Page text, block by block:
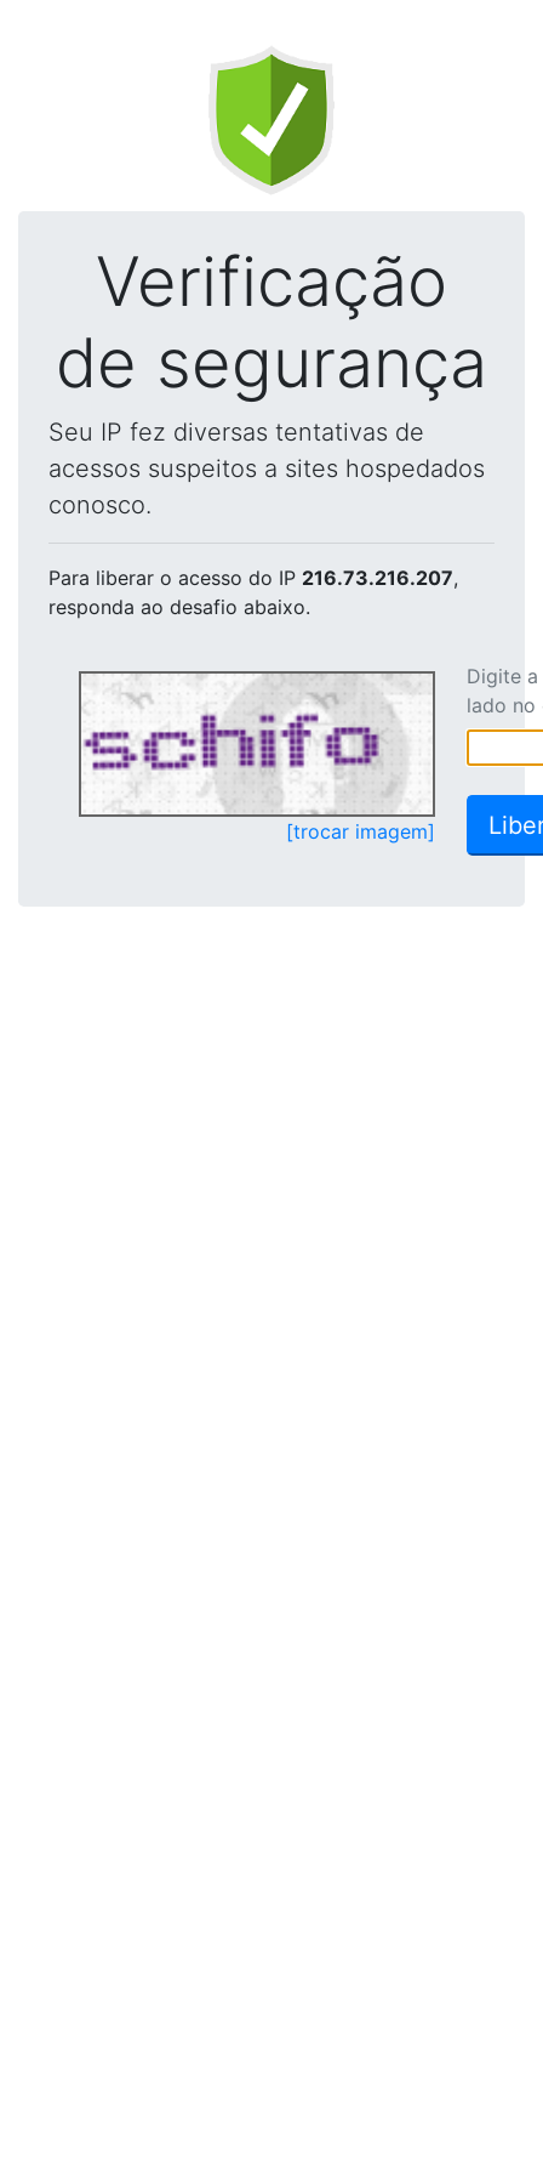
Verificação
de segurança
Seu IP fez diversas tentativas de
acessos suspeitos a sites hospedados
conosco.
Para liberar o acesso do IP 216.73.216.207,
responda ao desafio abaixo.
[trocar imagem]
Digite
lado no